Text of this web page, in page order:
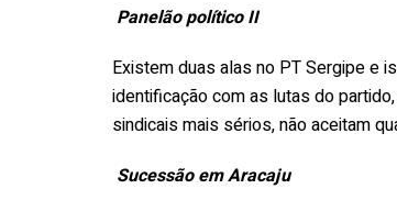
Panelão político II
Existem duas alas no PT Sergipe e
identificação com as lutas do
sindicais mais sérios, não aceitam
Sucessão em Aracaju